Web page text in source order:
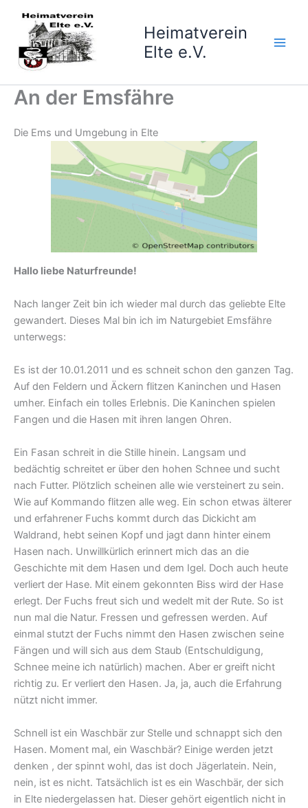
springen
Heimatverein
Elte e.V.
An der Emsfähre
Die Ems und Umgebung in Elte
Hallo liebe Naturfreunde!
Nach langer Zeit bin ich wieder mal durch das geliebte Elte
gewandert. Dieses Mal bin ich im Naturgebiet Emsfähre
unterwegs:
Es ist der 10.01.2011 und es schneit schon den ganzen Tag.
Auf den Feldern und Äckern flitzen Kaninchen und Hasen
umher. Einfach ein tolles Erlebnis. Die Kaninchen spielen
Fangen und die Hasen mit ihren langen Ohren.
Ein Fasan schreit in die Stille hinein. Langsam und
bedächtig schreitet er über den hohen Schnee und sucht
nach Futter. Plötzlich scheinen alle wie versteinert zu sein.
Wie auf Kommando flitzen alle weg. Ein schon etwas älterer
und erfahrener Fuchs kommt durch das Dickicht am
Waldrand, hebt seinen Kopf und jagt dann hinter einem
Hasen nach. Unwillkürlich erinnert mich das an die
Geschichte mit dem Hasen und dem Igel. Doch auch heute
verliert der Hase. Mit einem gekonnten Biss wird der Hase
erlegt. Der Fuchs freut sich und wedelt mit der Rute. So ist
nun mal die Natur. Fressen und gefressen werden. Auf
einmal stutzt der Fuchs nimmt den Hasen zwischen seine
Fängen und will sich aus dem Staub (Entschuldigung,
Schnee meine ich natürlich) machen. Aber er greift nicht
richtig zu. Er verliert den Hasen. Ja, ja, auch die Erfahrung
nützt nicht immer.
Schnell ist ein Waschbär zur Stelle und schnappt sich den
Hasen. Moment mal, ein Waschbär? Einige werden jetzt
denken , der spinnt wohl, das ist doch Jägerlatein. Nein,
nein, ist es nicht. Tatsächlich ist es ein Waschbär, der sich
in Elte niedergelassen hat. Dieser gehört eigentlich nicht in